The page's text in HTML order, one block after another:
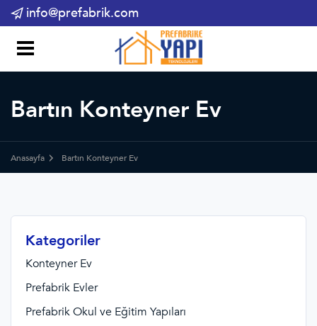
info@prefabrik.com
Bartın Konteyner Ev
Anasayfa Bartın Konteyner Ev
Kategoriler
Konteyner Ev
Prefabrik Evler
Prefabrik Okul ve Eğitim Yapıları